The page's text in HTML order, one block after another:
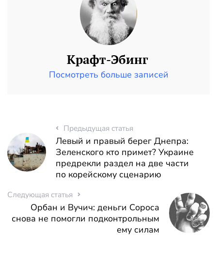
Крафт-Эбинг
Посмотреть больше записей
Предыдущая статья
Левый и правый берег Днепра:
Зеленского кто примет? Украине
предрекли раздел на две части
по корейскому сценарию
Следующая статья
Орбан и Вучич: деньги Сороса
снова не помогли подконтрольным
ему силам